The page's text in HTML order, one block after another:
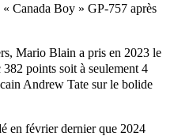
Canada Boy » GP-757 après
Mario Blain a pris en 2023 le
points soit à seulement 4
Andrew Tate sur le bolide
en février dernier que 2024